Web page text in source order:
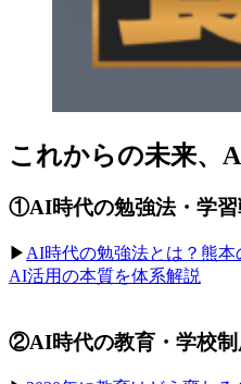
これからの未来、
①AI時代の勉強法・学習
▶︎ AI時代の勉強法とは？熊本
AI活用の本質を体系解説
②AI時代の教育・学校制